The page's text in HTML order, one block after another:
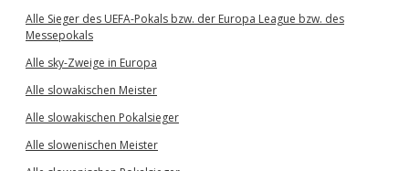
Alle Sieger des UEFA-Pokals bzw. der Europa League bzw. des
Messepokals
Alle sky-Zweige in Europa
Alle slowakischen Meister
Alle slowakischen Pokalsieger
Alle slowenischen Meister